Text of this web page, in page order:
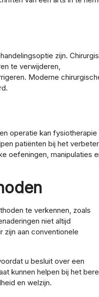
zijn.
te verwijderen,
Moderne
operatie kan fysiotherapie
patiënten bij het
oefeningen, manipulaties
te verkennen, zoals
niet altijd
aan conventionele
u besluit over een
kunnen helpen bij het
en welzijn.